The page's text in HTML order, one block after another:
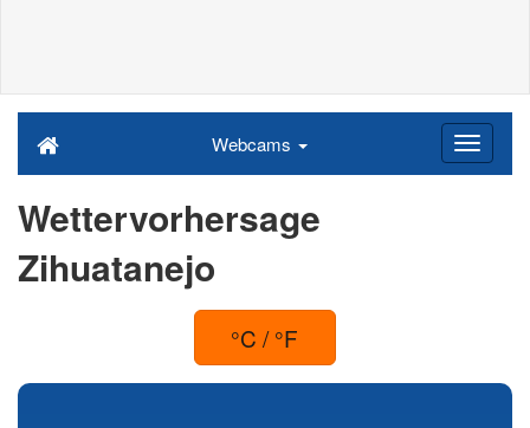
Webcams
Wettervorhersage
Zihuatanejo
°C / °F